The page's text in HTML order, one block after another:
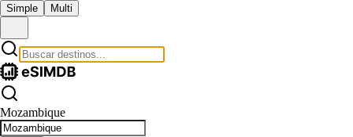
Simple Multi
Mozambique